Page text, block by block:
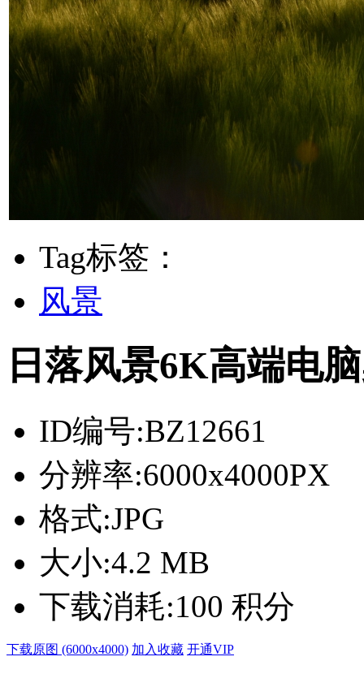
Tag标签：
风景
日落风景6K高端电
ID编号:BZ12661
分辨率:6000x4000PX
格式:JPG
大小:4.2 MB
下载消耗:100 积分
下载原图 (6000x4000) 加入收藏 开通VIP